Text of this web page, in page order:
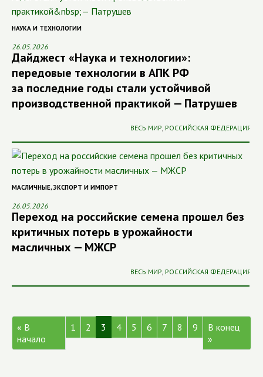
НАУКА И ТЕХНОЛОГИИ
26.05.2026
Дайджест «Наука и технологии»:
передовые технологии в АПК РФ
за последние годы стали устойчивой
производственной практикой — Патрушев
ВЕСЬ МИР РОССИЙСКАЯ ФЕДЕРАЦИЯ
МАСЛИЧНЫЕ, ЭКСПОРТ И ИМПОРТ
26.05.2026
Переход на российские семена прошел без
критичных потерь в урожайности
масличных — МЖСР
ВЕСЬ МИР РОССИЙСКАЯ ФЕДЕРАЦИЯ
« В
начало
1 2 3 4 5 6 7 8 9
В конец
»